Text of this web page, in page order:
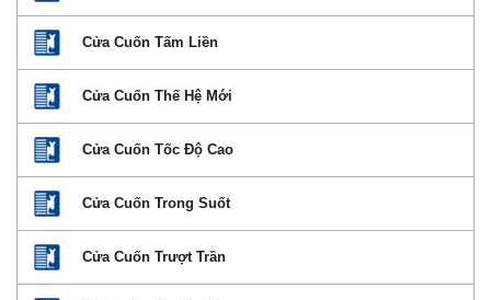
Cửa Cuốn Tấm Liền
Cửa Cuốn Thế Hệ Mới
Cửa Cuốn Tốc Độ Cao
Cửa Cuốn Trong Suốt
Cửa Cuốn Trượt Trần